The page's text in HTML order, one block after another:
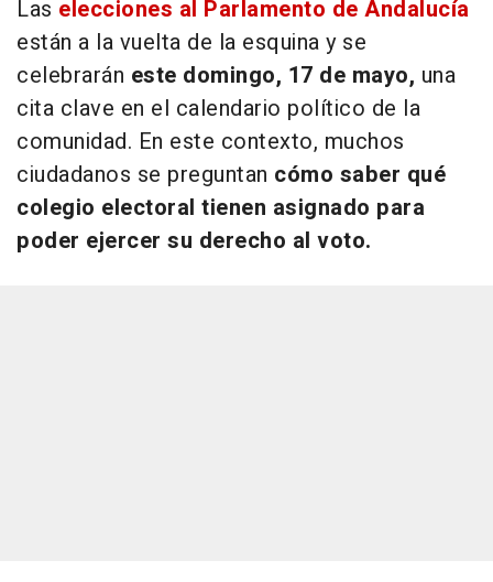
Las elecciones al Parlamento de Andalucía
están a la vuelta de la esquina y se
celebrarán este domingo, 17 de mayo, una
cita clave en el calendario político de la
comunidad. En este contexto, muchos
ciudadanos se preguntan cómo saber qué
colegio electoral tienen asignado para
poder ejercer su derecho al voto.